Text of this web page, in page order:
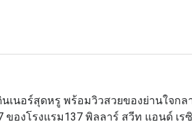
เนอร์สุดหรู พร้อมวิวสวยของย่านใจกล
องโรงแรม137 พิลลาร์ สวีท แอนด์ เร